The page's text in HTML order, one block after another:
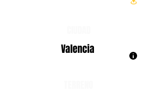
Valencia